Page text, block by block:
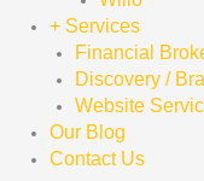
+ Services
Financial
Discovery /
Website
Our Blog
Contact Us